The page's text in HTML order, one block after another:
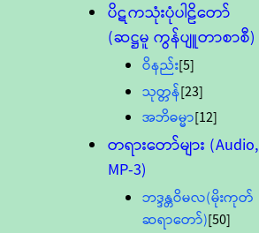
ပိဋကသုံးပုံပါဠိတော်
(ဆဋ္ဌမူ ကွန်ပျူတာစာစီ)
ဝိနည်း[5]
သုတ္တန်[23]
အဘိဓမ္မာ[12]
တရားတော်များ (Audio,
MP-3)
ဘဒ္ဒန္တဝိမလ(မိုးကုတ်
ဆရာတော်)[50]